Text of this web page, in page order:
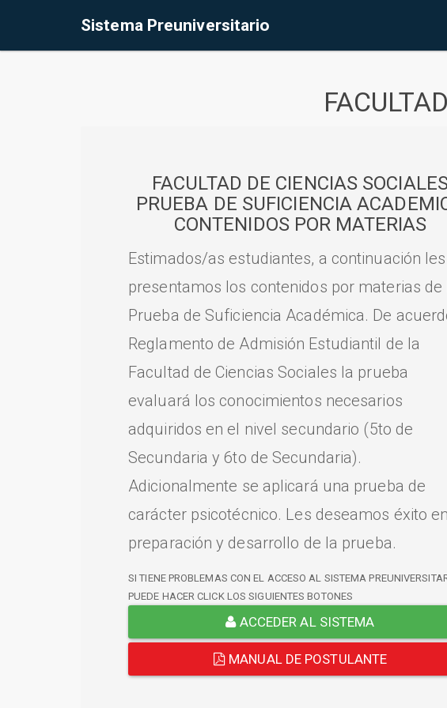
Sistema Preuniversitario
FACULTAD DE CIENCIAS
PRUEBA DE SUFICIENCIA
CONTENIDOS POR MATERIAS
Estimados/as estudiantes, a continuación les
presentamos los contenidos por materias de
Prueba de Suficiencia Académica. De
Reglamento de Admisión Estudiantil de la
Facultad de Ciencias Sociales la prueba
evaluará los conocimientos necesarios
adquiridos en el nivel secundario (5to de
Secundaria y 6to de Secundaria).
Adicionalmente se aplicará una prueba de
carácter psicotécnico. Les deseamos éxito
preparación y desarrollo de la prueba.
SI TIENE PROBLEMAS CON EL ACCESO AL SISTEMA
PUEDE HACER CLICK LOS SIGUIENTES BOTONES
ACCEDER AL SISTEMA
MANUAL DE POSTULANTE